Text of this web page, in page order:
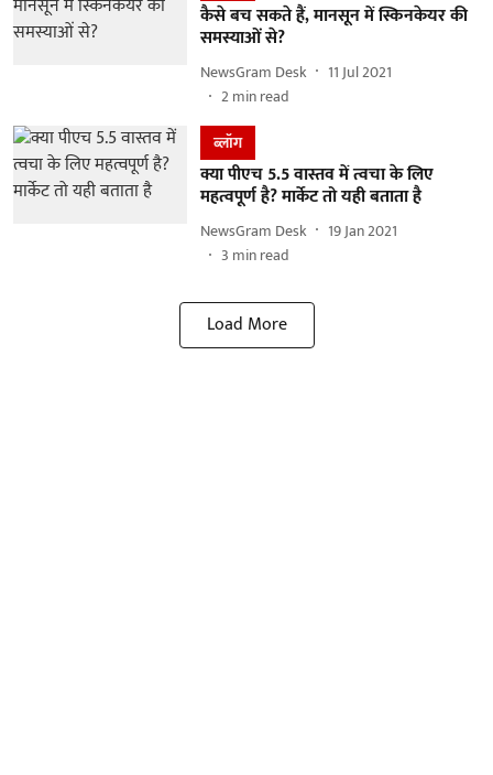
कैसे बच सकते हैं, मानसून में स्किनकेयर की
समस्याओं से?
NewsGram Desk
11 Jul 2021
2min read
ब्लॉग
क्या पीएच 5.5 वास्तव में त्वचा के लिए
महत्वपूर्ण है? मार्केट तो यही बताता है
NewsGram Desk
19 Jan 2021
3 min read
Load More